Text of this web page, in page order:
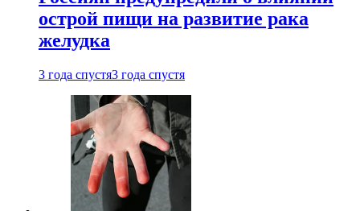
острой пищи на развитие рака
желудка
3 года спустя3 года спустя